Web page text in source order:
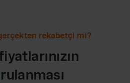
rekabetçi mi?